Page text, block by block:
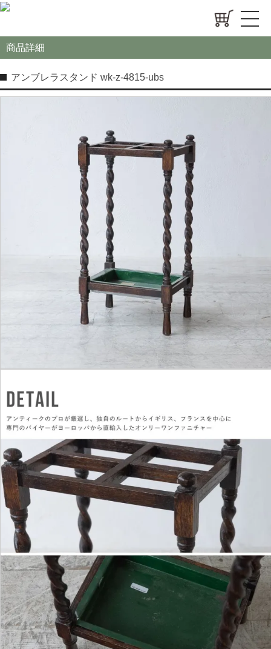
商品詳細
アンブレラスタンド wk-z-4815-ubs